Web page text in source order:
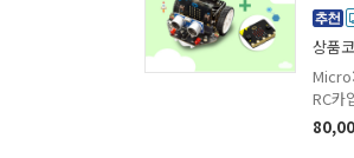
상품
RC카